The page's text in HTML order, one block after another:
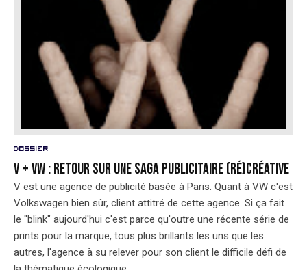
Dossier
V + VW : retour sur une saga publicitaire (ré)créative
V est une agence de publicité basée à Paris. Quant à VW c'est
Volkswagen bien sûr, client attitré de cette agence. Si ça fait
le "blink" aujourd'hui c'est parce qu'outre une récente série de
prints pour la marque, tous plus brillants les uns que les
autres, l'agence à su relever pour son client le difficile défi de